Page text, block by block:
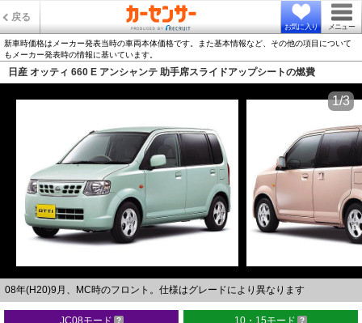
戻る
お気に入り メニュー
新車時価格はメーカー発表当時の車両本体価格です。また基本情報など、その他の項目について
もメーカー発表時の情報に基いています。
日産 オッティ 660 E アンシャンテ 助手席スライドアップシートの燃費
08年(H20)9月、MC時のフロント。仕様はグレードにより異なります
1/3